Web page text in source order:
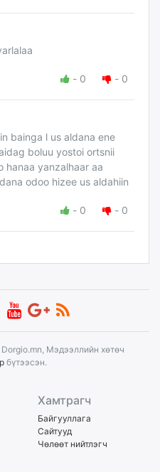
- 0 - 0
bainga l us aldana ene
boluu yostoi ortsnii
hanaa yanzalhaar aa
odoo hizee us aldahiin
- 0 - 0
Мэдээллийн хөтөч
бүтээсэн.
Хамтрагч
Байгууллага
Сайтууд
Чөлөөт нийтлэгч